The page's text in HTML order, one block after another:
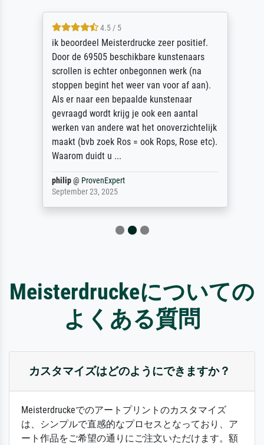
4.5 / 5
ik beoordeel Meisterdrucke zeer positief.
Door de 69505 beschikbare kunstenaars
scrollen is echter onbegonnen werk (na
stoppen begint het weer van voor af aan).
Als er naar een bepaalde kunstenaar
gevraagd wordt krijg je ook een aantal
werken van andere wat het onoverzichtelijk
maakt (bvb zoek Ros = ook Rops, Rose etc).
Waarom duidt u ...
philip@ProvenExpert
September 23, 2025
Meisterdruckeについての
よくある質問
カスタマイズはどのようにできますか？
Meisterdruckeでのアートプリントのカスタマイズ
は、シンプルで直感的なプロセスとなっており、ア
ート作品をご希望の通りにご注文いただけます。額